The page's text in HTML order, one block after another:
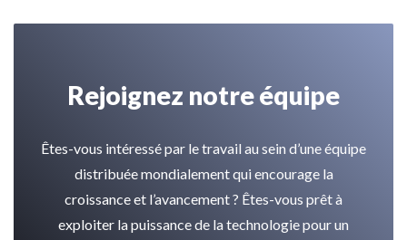
Rejoignez notre équipe
Êtes-vous intéressé par le travail au sein d’une équipe
distribuée mondialement qui encourage la
croissance et l’avancement ? Êtes-vous prêt à
exploiter la puissance de la technologie pour un